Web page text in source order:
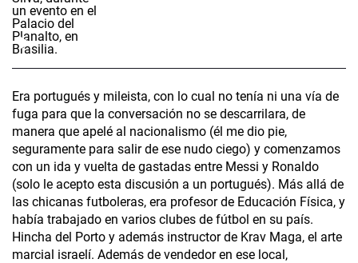
Era portugués y mileista, con lo cual no tenía ni una vía de
fuga para que la conversación no se descarrilara, de
manera que apelé al nacionalismo (él me dio pie,
seguramente para salir de ese nudo ciego) y comenzamos
con un ida y vuelta de gastadas entre Messi y Ronaldo
(solo le acepto esta discusión a un portugués). Más allá de
las chicanas futboleras, era profesor de Educación Física, y
había trabajado en varios clubes de fútbol en su país.
Hincha del Porto y además instructor de Krav Maga, el arte
marcial israelí. Además de vendedor en ese local,